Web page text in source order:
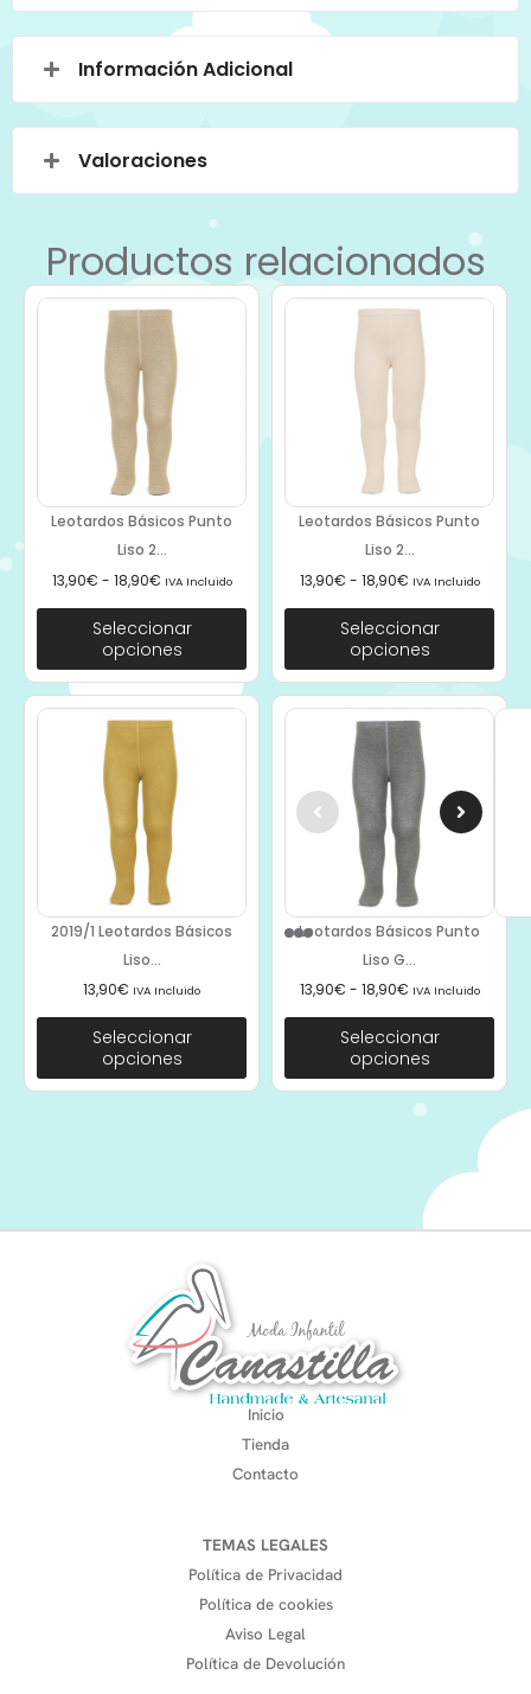
Información Adicional
Valoraciones
Productos relacionados
Leotardos Básicos Punto
Liso 2...
13,90€ - 18,90€ IVA Incluido
Seleccionar
opciones
Leotardos Básicos Punto
Liso 2...
13,90€ - 18,90€ IVA Incluido
Seleccionar
opciones
2019/1 Leotardos Básicos
Liso...
13,90€ IVA Incluido
Seleccionar
opciones
Leotardos Básicos Punto
Liso G...
13,90€ - 18,90€ IVA Incluido
Seleccionar
opciones
Inicio
Tienda
Contacto
TEMAS LEGALES
Política de Privacidad
Política de cookies
Aviso Legal
Política de Devolución